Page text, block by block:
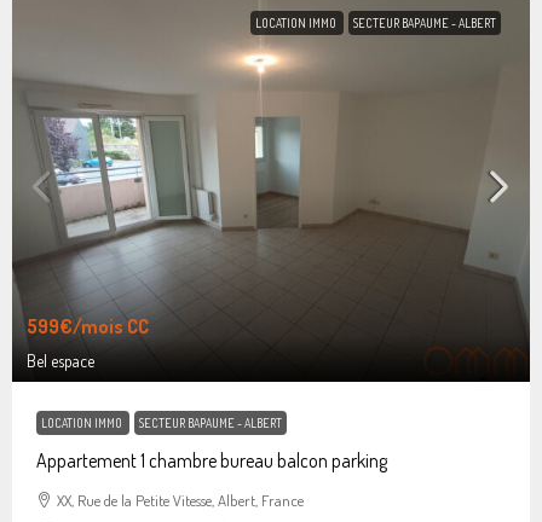
LOCATION IMMO SECTEUR BAPAUME - ALBERT
599€/mois CC
Bel espace
LOCATION IMMO SECTEUR BAPAUME - ALBERT
Appartement 1 chambre bureau balcon parking
XX, Rue de la Petite Vitesse, Albert, France